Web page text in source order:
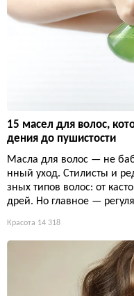
15 масел для волос,
дения до пушистости
Масла для волос — не
нный уход. Стилисты и
зных типов волос: от
дрей. Но главное —
Красота 14 318